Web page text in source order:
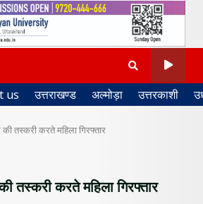
us उत्तराखण्ड अल्मोड़ा उत्तरकाशी
तस्करी करते महिला गिरफ्तार
तस्करी करते महिला गिरफ्तार